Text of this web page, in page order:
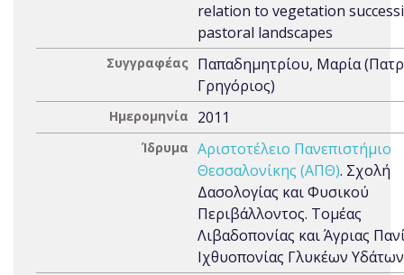
relation to vegetation
pastoral landscapes
Συγγραφέας Παπαδημητρίου, Μαρία
Γρηγόριος)
Ημερομηνία 2011
Ίδρυμα Αριστοτέλειο Πανεπιστήμιο
Θεσσαλονίκης (ΑΠΘ). Σχολή
Δασολογίας και Φυσικού
Περιβάλλοντος. Τομέας
Λιβαδοπονίας και Άγριας
Ιχθυοπονίας Γλυκέων Υδάτων